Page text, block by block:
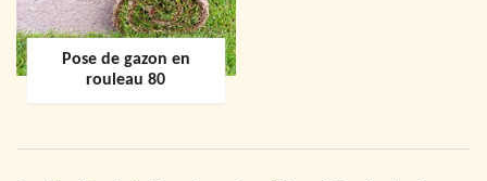
Pose de gazon en
rouleau 80